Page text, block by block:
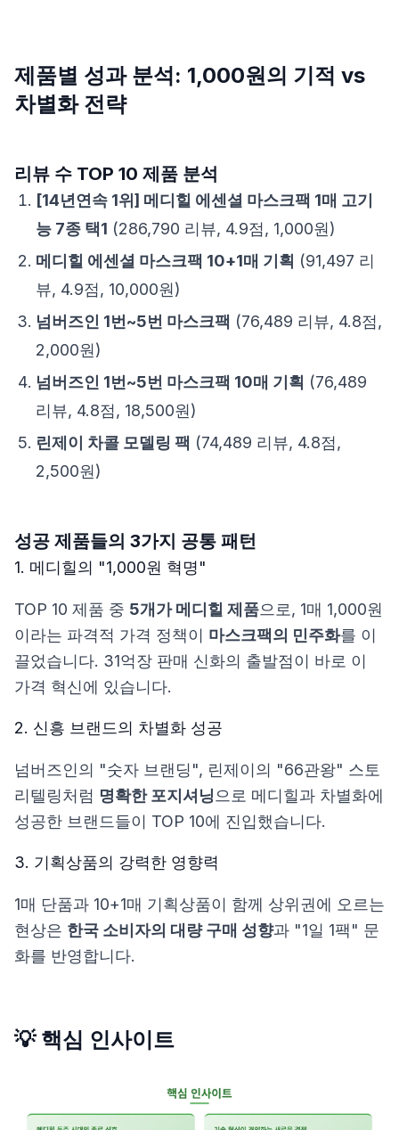
제품별 성과 분석: 1,000원의 기적 vs
차별화 전략
리뷰 수 TOP 10 제품 분석
[14년연속 1위] 메디힐 에센셜 마스크팩 1매 고기
능 7종 택1 (286,790 리뷰, 4.9점, 1,000원)
메디힐 에센셜 마스크팩 10+1매 기획 (91,497 리
뷰, 4.9점, 10,000원)
넘버즈인 1번~5번 마스크팩 (76,489 리뷰, 4.8점,
2,000원)
넘버즈인 1번~5번 마스크팩 10매 기획 (76,489
리뷰, 4.8점, 18,500원)
린제이 차콜 모델링 팩 (74,489 리뷰, 4.8점,
2,500원)
성공 제품들의 3가지 공통 패턴
1. 메디힐의 "1,000원 혁명"
TOP 10 제품 중 5개가 메디힐 제품으로, 1매 1,000원
이라는 파격적 가격 정책이 마스크팩의 민주화를 이
끌었습니다. 31억장 판매 신화의 출발점이 바로 이
가격 혁신에 있습니다.
2. 신흥 브랜드의 차별화 성공
넘버즈인의 "숫자 브랜딩", 린제이의 "66관왕" 스토
리텔링처럼 명확한 포지셔닝 으로 메디힐과 차별화에
성공한 브랜드들이 TOP 10에 진입했습니다.
3. 기획상품의 강력한 영향력
1매 단품과 10+1매 기획상품이 함께 상위권에 오르는
현상은 한국 소비자의 대량 구매 성향과 "1일 1팩" 문
화를 반영합니다.
💡 핵심 인사이트